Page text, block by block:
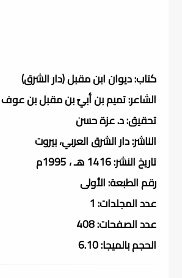
كتاب: ديوان ابن مقبل (دار الشرق)
الشاعر: تميم بن أبيّ بن مقبل بن عوف بن
تحقيق: د. عزة حسن
الناشر: دار الشرق العربي، بيروت
تاريخ النشر: 1416 هـ ، 1995م
رقم الطبعة: الأولى
عدد المجلدات: 1
عدد الصفحات: 408
الحجم بالميجا: 6.10